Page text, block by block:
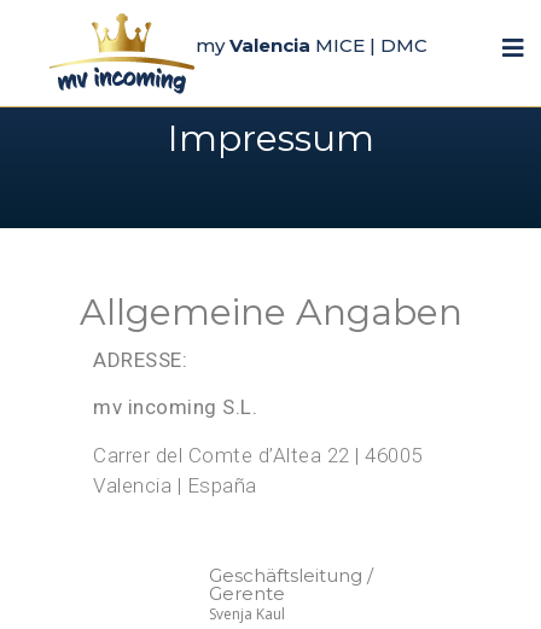
myValencia MICE | DMC
Impressum
Allgemeine Angaben
ADRESSE:
mv incoming S.L.
Carrer del Comte d’Altea 22 | 46005
Valencia | España
Geschäftsleitung /
Gerente
Svenja Kaul